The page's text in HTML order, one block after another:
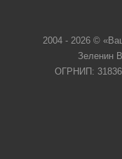
2004 - 2026 ©
Зеленин
ОГРНИП: